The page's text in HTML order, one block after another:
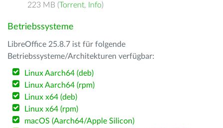
223 MB (Torrent, Info)
Betriebssysteme
LibreOffice 25.8.7 ist für folgende
Betriebssysteme/Architekturen verfügbar:
Linux Aarch64 (deb)
Linux Aarch64 (rpm)
Linux x64 (deb)
Linux x64 (rpm)
macOS (Aarch64/Apple Silicon)